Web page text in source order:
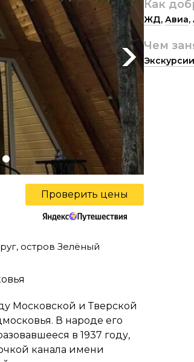
Next
Проверить цены
остров Зелёный
Московской и Тверской
В народе его
в 1937 году,
канала имени
Как
ЖД, Авиа,
Чем
Экскурсии